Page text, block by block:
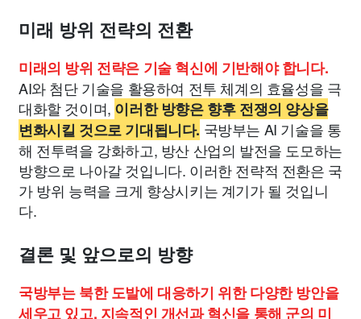
미래 방위 전략의 전환
미래의 방위 전략은 기술 혁신에 기반해야 합니다.
AI와 첨단 기술을 활용하여 전투 체계의 효율성을 극
대화할 것이며, 이러한 방향은 향후 전쟁의 양상을
변화시킬 것으로 기대됩니다. 국방부는 AI 기술을 통
해 전투력을 강화하고, 방산 산업의 발전을 도모하는
방향으로 나아갈 것입니다. 이러한 전략적 전환은 국
가 방위 능력을 크게 향상시키는 계기가 될 것입니
다.
결론 및 앞으로의 방향
국방부는 북한 도발에 대응하기 위한 다양한 방안을
세우고 있고, 지속적인 개선과 혁신을 통해 군의 미